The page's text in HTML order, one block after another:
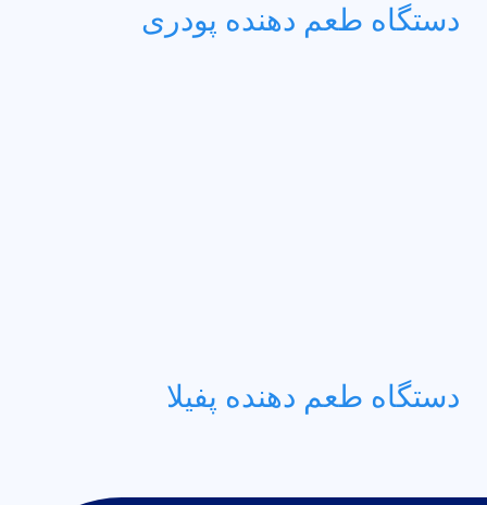
دستگاه طعم دهنده پودری
دستگاه طعم دهنده پفیلا